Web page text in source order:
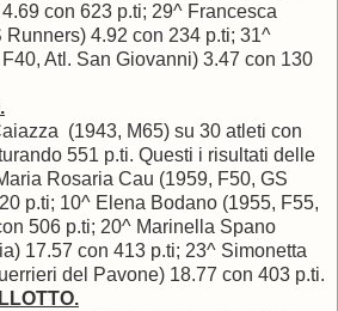
con 623 p.ti; 29^ Francesca
4.92 con 234 p.ti; 31^
Atl. San Giovanni) 3.47 con 130
(1943, M65) su 30 atleti con
551 p.ti. Questi i risultati delle
Rosaria Cau (1959, F50, GS
p.ti; 10^ Elena Bodano (1955, F55,
506 p.ti; 20^ Marinella Spano
17.57 con 413 p.ti; 23^ Simonetta
del Pavone) 18.77 con 403 p.ti.